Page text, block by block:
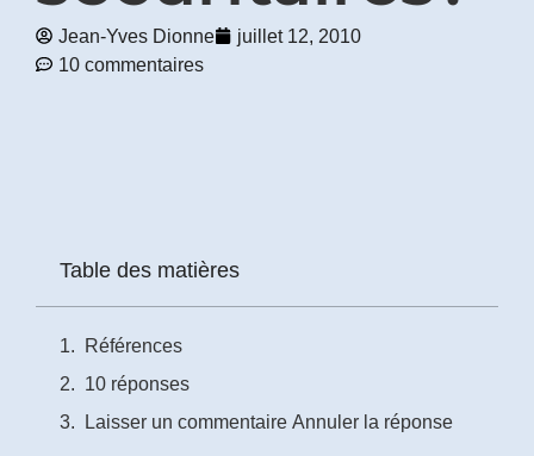
Jean-Yves Dionne
juillet 12, 2010
10 commentaires
Table des matières
Références
10 réponses
Laisser un commentaire Annuler la réponse
Prénom
*
vous
désabonner
en
temps
Je